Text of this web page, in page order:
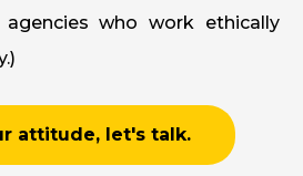
agencies who work ethically
attitude, let's talk.